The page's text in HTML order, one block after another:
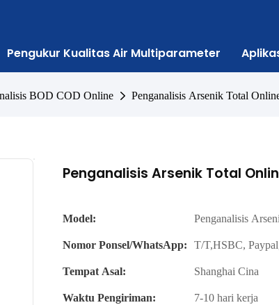
Pengukur Kualitas Air Multiparameter
BOD COD Online Penganalisis Arsenik Total
Penganalisis Arsenik Total
Model:
Penganalisis
Nomor Ponsel/WhatsApp: T/T,HSBC,
Tempat Asal:
Shanghai Cina
Waktu Pengiriman:
7-10 hari kerja